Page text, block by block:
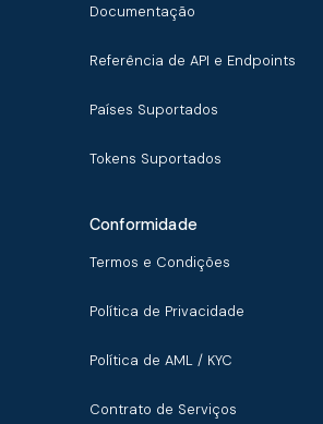
Documentação
Referência de API e Endpoints
Países Suportados
Tokens Suportados
Conformidade
Termos e Condições
Política de Privacidade
Política de AML / KYC
Contrato de Serviços